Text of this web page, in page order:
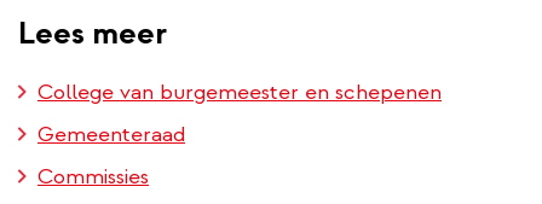
Lees meer
College van burgemeester en schepenen
Gemeenteraad
Commissies